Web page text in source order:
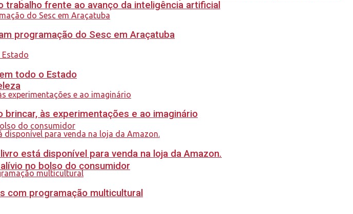
frente ao avanço da inteligência artificial
no bolso do consumidor
programação do Sesc em Araçatuba
todo o Estado
às experimentações e ao imaginário
livro está disponível para venda na loja da Amazon.
com programação multicultural